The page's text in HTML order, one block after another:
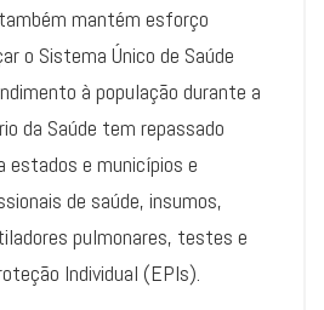
mantém esforço
o Sistema Único de Saúde
à população durante a
da Saúde tem repassado
estados e municípios e
de saúde, insumos,
pulmonares, testes e
Individual (EPIs).